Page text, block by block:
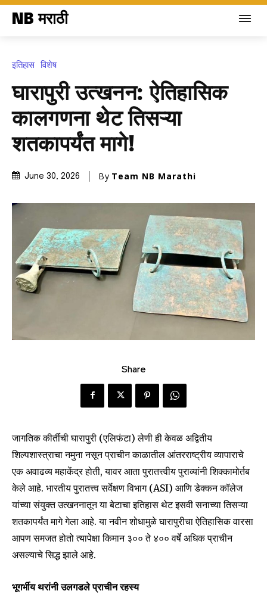
NB मराठी
इतिहास विशेष
घारापुरी उत्खनन: ऐतिहासिक
कालगणना थेट तिसऱ्या
शतकापर्यंत मागे!
June 30, 2026 By Team NB Marathi
Share
जागतिक कीर्तीची घारापुरी (एलिफंटा) लेणी ही केवळ अद्वितीय
शिल्पशास्त्राचा नमुना नसून प्राचीन काळातील आंतरराष्ट्रीय व्यापाराचे
एक अवाढव्य महाकेंद्र होती, यावर आता पुरातत्त्वीय पुराव्यांनी शिक्कामोर्तब
केले आहे. भारतीय पुरातत्त्व सर्वेक्षण विभाग (ASI) आणि डेक्कन कॉलेज
यांच्या संयुक्त उत्खननातून या बेटाचा इतिहास थेट इसवी सनाच्या तिसऱ्या
शतकापर्यंत मागे गेला आहे. या नवीन शोधामुळे घारापुरीचा ऐतिहासिक वारसा
आपण समजत होतो त्यापेक्षा किमान ३०० ते ४०० वर्षे अधिक प्राचीन
असल्याचे सिद्ध झाले आहे.
भूगर्भीय थरांनी उलगडले प्राचीन रहस्य